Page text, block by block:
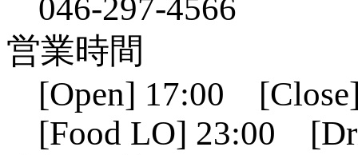
046-297-4566
営業時間
[Open] 17:00
[Food LO] 23:00